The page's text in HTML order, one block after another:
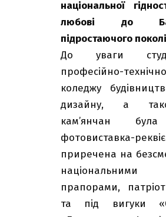
національної
любові до
підростаючого
До уваги
професійно-
коледжу
дизайну, а
кам’янчан була
фотовиставка-
приречена на
національними
прапорами,
та під вигуки